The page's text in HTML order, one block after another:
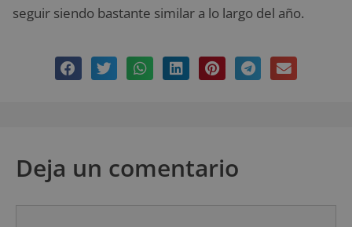
seguir siendo bastante similar a lo largo del año.
Deja un comentario